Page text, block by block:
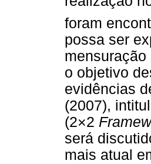
foram
possa ser
o objetivo
evidências
(2007),
(2×2
será
mais atual